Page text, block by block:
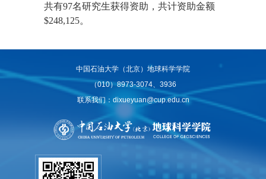
共有97名研究生获得资助，共计资助金额
$248,125。
中国石油大学（北京）地球科学学院
（010）8973-3074、3936
联系我们：dixueyuan@cup.edu.cn